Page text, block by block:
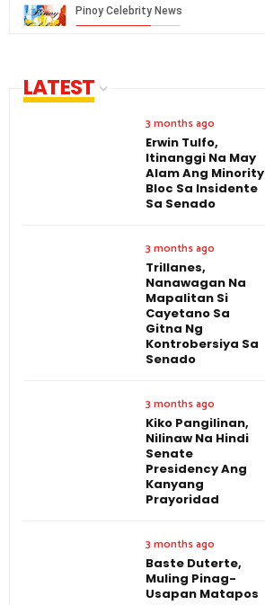
LATEST
3 months ago
Erwin Tulfo,
Itinanggi Na May
Alam Ang Minority
Bloc Sa Insidente
Sa Senado
3 months ago
Trillanes,
Nanawagan Na
Mapalitan Si
Cayetano Sa
Gitna Ng
Kontrobersiya Sa
Senado
3 months ago
Kiko Pangilinan,
Nilinaw Na Hindi
Senate
Presidency Ang
Kanyang
Prayoridad
3 months ago
Baste Duterte,
Muling Pinag-
Usapan Matapos